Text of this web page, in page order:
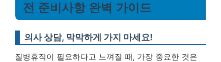
전 준비사항 완벽 가이드
의사 상담, 막막하게 가지 마세요!
질병휴직이 필요하다고 느껴질 때, 가장 중요한 것은